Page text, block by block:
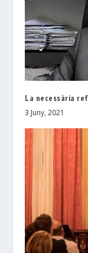
La necessària
3 Juny, 2021